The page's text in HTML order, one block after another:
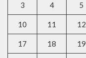
3 4 5
10 11 12
17 18 19